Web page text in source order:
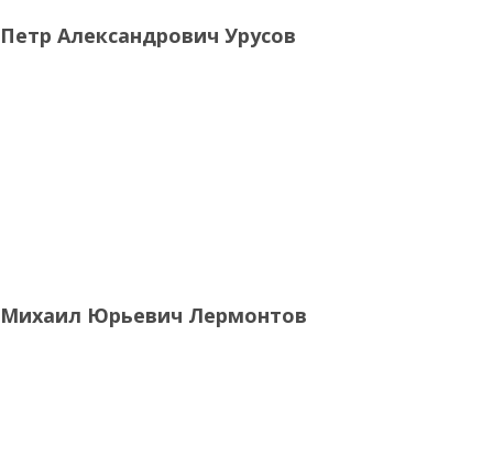
Петр Александрович Урусов
Михаил Юрьевич Лермонтов